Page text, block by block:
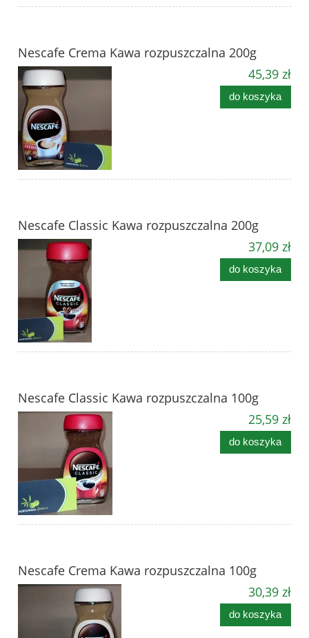
Nescafe Crema Kawa rozpuszczalna 200g
45,39 zł
do koszyka
Nescafe Classic Kawa rozpuszczalna 200g
37,09 zł
do koszyka
Nescafe Classic Kawa rozpuszczalna 100g
25,59 zł
do koszyka
Nescafe Crema Kawa rozpuszczalna 100g
30,39 zł
do koszyka